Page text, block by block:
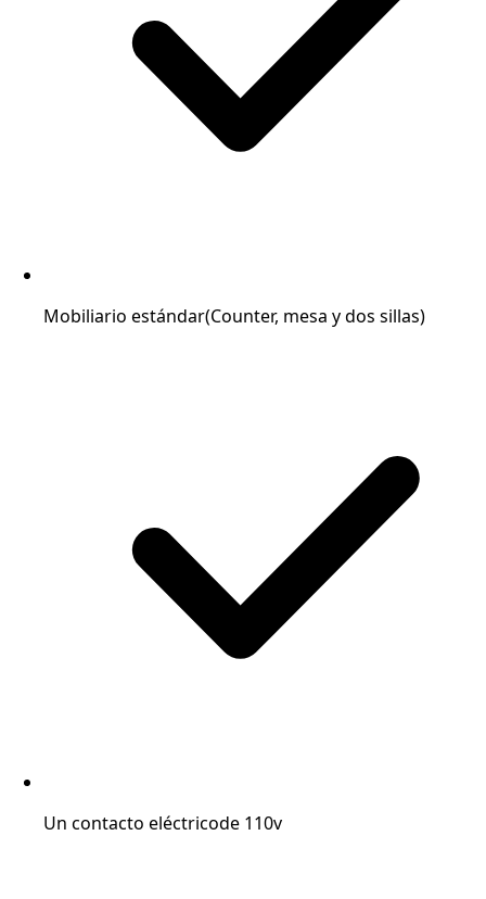
Mobiliario estándar(Counter, mesa y dos sillas)
Un contacto eléctricode 110v